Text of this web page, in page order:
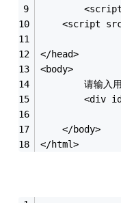
<script
</head>
<body>
请输
<div
	</body>
</html>